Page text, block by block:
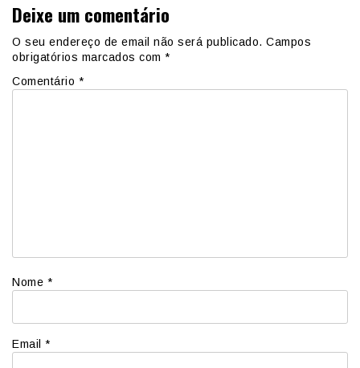
Deixe um comentário
O seu endereço de email não será publicado. Campos
obrigatórios marcados com *
Comentário *
Nome *
Email *